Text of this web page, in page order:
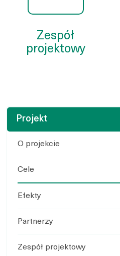
Zespół
projektowy
Projekt
O projekcie
Cele
Efekty
Partnerzy
Zespół projektowy